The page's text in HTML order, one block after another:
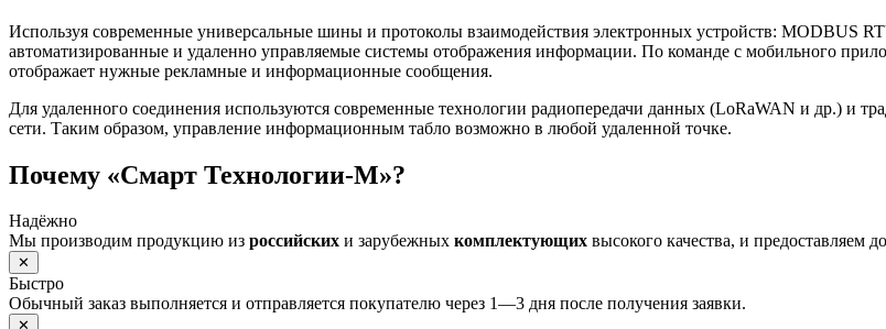
Используя современные универсальные шины и протоколы взаимодействия электронных устройств: MODBUS
автоматизированные и удаленно управляемые системы отображения информации. По команде с мобильного
отображает нужные рекламные и информационные сообщения.
Для удаленного соединения используются современные технологии радиопередачи данных (LoRaWAN и др.) и
сети. Таким образом, управление информационным табло возможно в любой удаленной точке.
Почему «Смарт Технологии-М»?
Надёжно
Мы производим продукцию из российских и зарубежных комплектующих высокого качества, и предоставляем
✕
Быстро
Обычный заказ выполняется и отправляется покупателю через 1—3 дня после получения заявки.
✕